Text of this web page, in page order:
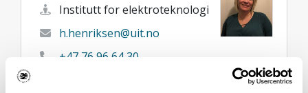
Institutt for elektroteknologi
h.henriksen@uit.no
+47 76 96 64 30